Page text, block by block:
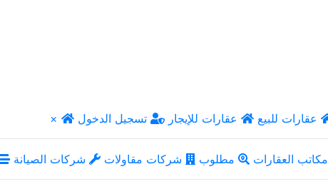
× عقارات للبيع عقارات للإيجار تسجيل الدخول
مكاتب العقارات مطلوب شركات مقاولات شركات الصيانة